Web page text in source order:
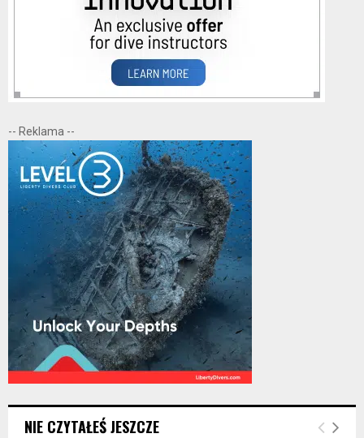
-- Reklama --
NIE CZYTAŁEŚ JESZCZE